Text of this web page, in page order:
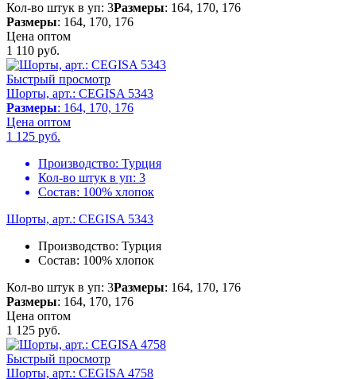
Кол-во штук в уп: 3Размеры: 164, 170, 176
Размеры: 164, 170, 176
Цена оптом
1 110 руб.
Быстрый просмотр
Шорты, арт.: CEGISA 5343
Размеры: 164, 170, 176
Цена оптом
1 125 руб.
Производство: Турция
Кол-во штук в уп: 3
Состав: 100% хлопок
Шорты, арт.: CEGISA 5343
Производство: Турция
Состав: 100% хлопок
Кол-во штук в уп: 3Размеры: 164, 170, 176
Размеры: 164, 170, 176
Цена оптом
1 125 руб.
Быстрый просмотр
Шорты, арт.: CEGISA 4758